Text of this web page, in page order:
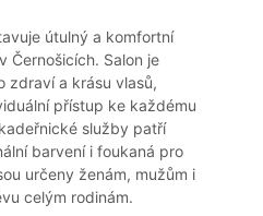
útulný a komfortní
Černošicích. Salon je
zdraví a krásu vlasů,
přístup ke každému
služby patří
barvení i foukaná pro
určeny ženám, mužům i
celým rodinám.